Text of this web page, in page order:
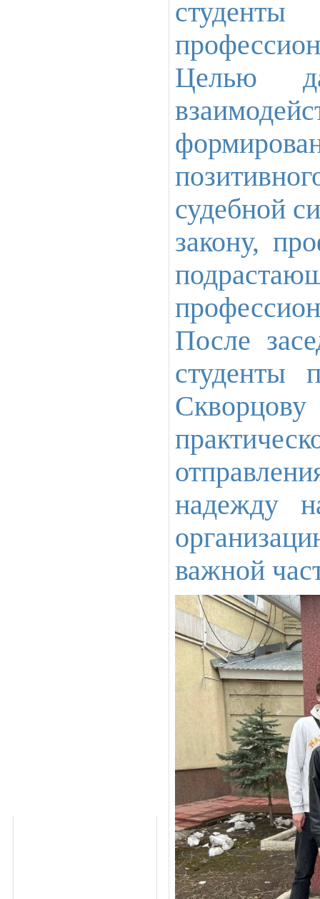
Целью
судебной
закону,
После
студенты
Скворцову
надежду
важной